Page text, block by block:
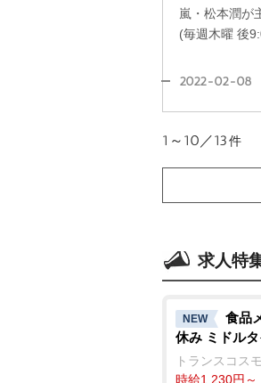
嵐・松本潤が
(毎週木曜 後
2022-02-08
1～10／13件
求人特
NEW
食品
休み ミドルタ
トランスコス
時給1,230円～